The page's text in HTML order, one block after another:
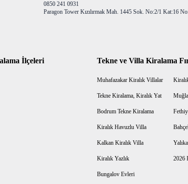
0850 241 0931
Paragon Tower Kızılırmak Mah. 1445 Sok. No:2/1 Kat:16
İlçeleri Tekne ve Villa Kiralama
Muhafazakar Kiralık Villalar
Tekne Kiralama, Kiralık Yat
Bodrum Tekne Kiralama
Kiralık Havuzlu Villa
Kalkan Kiralık Villa
Kiralık Yazlık 2026
Bungalov Evleri